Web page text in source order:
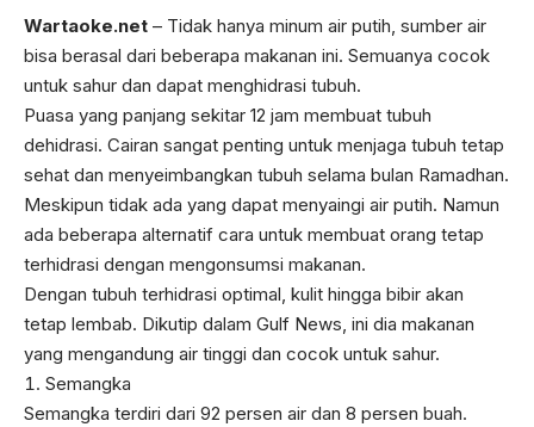
Wartaoke.net – Tidak hanya minum air putih, sumber air
bisa berasal dari beberapa makanan ini. Semuanya cocok
untuk sahur dan dapat menghidrasi tubuh.
Puasa yang panjang sekitar 12 jam membuat tubuh
dehidrasi. Cairan sangat penting untuk menjaga tubuh tetap
sehat dan menyeimbangkan tubuh selama bulan Ramadhan.
Meskipun tidak ada yang dapat menyaingi air putih. Namun
ada beberapa alternatif cara untuk membuat orang tetap
terhidrasi dengan mengonsumsi makanan.
Dengan tubuh terhidrasi optimal, kulit hingga bibir akan
tetap lembab. Dikutip dalam Gulf News, ini dia makanan
yang mengandung air tinggi dan cocok untuk sahur.
Semangka
Semangka terdiri dari 92 persen air dan 8 persen buah.